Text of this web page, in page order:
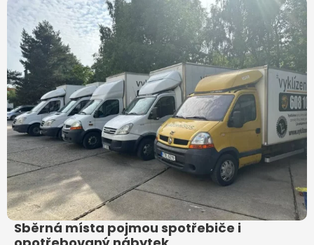
Sběrná místa pojmou spotřebiče i